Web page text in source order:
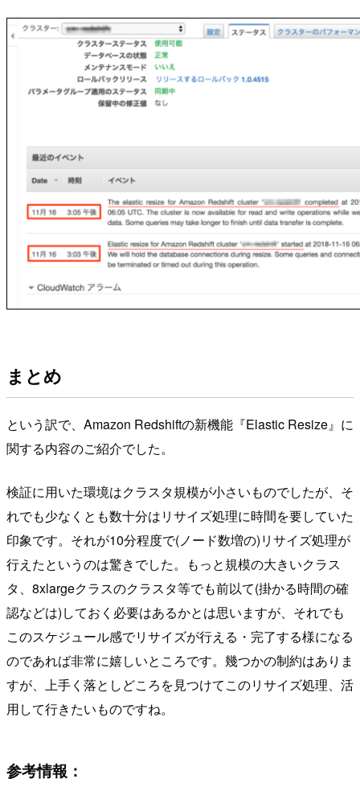
まとめ
という訳で、Amazon Redshiftの新機能『Elastic Resize』に
関する内容のご紹介でした。
検証に用いた環境はクラスタ規模が小さいものでしたが、そ
れでも少なくとも数十分はリサイズ処理に時間を要していた
印象です。それが10分程度で(ノード数増の)リサイズ処理が
行えたというのは驚きでした。もっと規模の大きいクラス
タ、8xlargeクラスのクラスタ等でも前以て(掛かる時間の確
認などは)しておく必要はあるかとは思いますが、それでも
このスケジュール感でリサイズが行える・完了する様になる
のであれば非常に嬉しいところです。幾つかの制約はありま
すが、上手く落としどころを見つけてこのリサイズ処理、活
用して行きたいものですね。
参考情報：